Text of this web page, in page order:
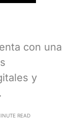
con una
y
READ